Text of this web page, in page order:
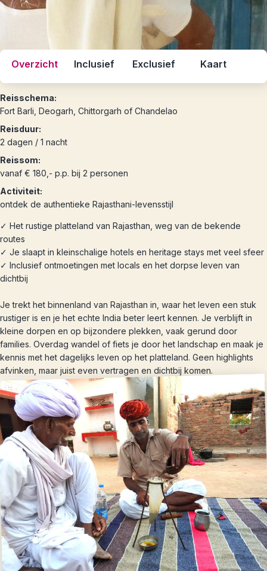
Overzicht Inclusief Exclusief Kaart
Reisschema:
Fort Barli, Deogarh, Chittorgarh of Chandelao
Reisduur:
2 dagen / 1 nacht
Reissom:
vanaf € 180,- p.p. bij 2 personen
Activiteit:
ontdek de authentieke Rajasthani-levensstijl
✓ Het rustige platteland van Rajasthan, weg van de bekende
routes
✓ Je slaapt in kleinschalige hotels en heritage stays met veel sfeer
✓ Inclusief ontmoetingen met locals en het dorpse leven van
dichtbij
Je trekt het binnenland van Rajasthan in, waar het leven een stuk
rustiger is en je het echte India beter leert kennen. Je verblijft in
kleine dorpen en op bijzondere plekken, vaak gerund door
families. Overdag wandel of fiets je door het landschap en maak je
kennis met het dagelijks leven op het platteland. Geen highlights
afvinken, maar juist even vertragen en dichtbij komen.